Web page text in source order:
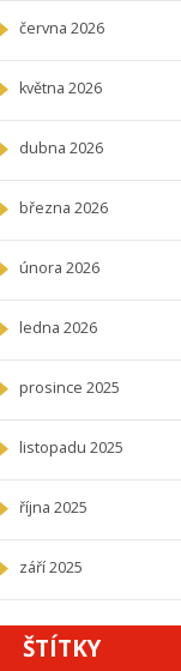
června 2026
května 2026
dubna 2026
března 2026
února 2026
ledna 2026
prosince 2025
listopadu 2025
října 2025
září 2025
ŠTÍTKY